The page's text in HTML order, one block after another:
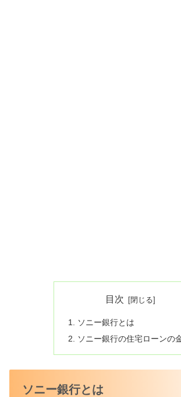
目次
ソニー銀行とは
ソニー銀行の住宅ローンの
ソニー銀行とは